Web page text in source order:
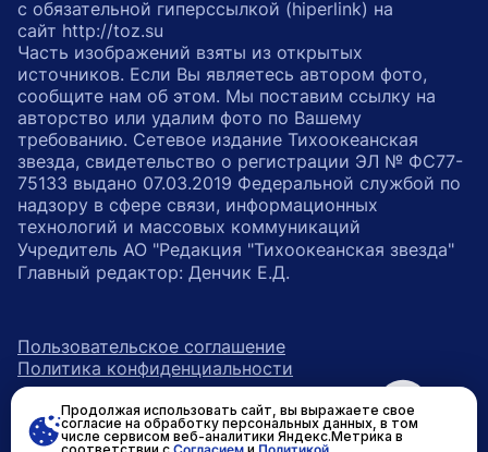
с обязательной гиперссылкой (hiperlink) на
сайт http://toz.su
Часть изображений взяты из открытых
источников. Если Вы являетесь автором фото,
сообщите нам об этом. Мы поставим ссылку на
авторство или удалим фото по Вашему
требованию. Сетевое издание Тихоокеанская
звезда, свидетельство о регистрации ЭЛ № ФС77-
75133 выдано 07.03.2019 Федеральной службой по
надзору в сфере связи, информационных
технологий и массовых коммуникаций
Учредитель АО "Редакция "Тихоокеанская звезда"
Главный редактор: Денчик Е.Д.
Пользовательское соглашение
Политика конфиденциальности
ссылка на главную
возрастное ограничение 16+
Продолжая использовать сайт, вы выражаете свое
согласие на обработку персональных данных, в том
числе сервисом веб-аналитики Яндекс.Метрика в